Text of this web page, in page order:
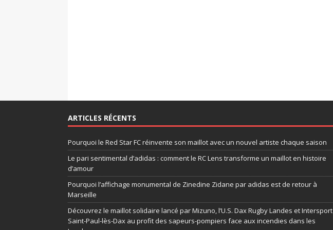
ARTICLES RÉCENTS
Pourquoi le Red Star FC réinvente son maillot avec un nouvel artiste chaque saison
Le pari sentimental d’adidas : comment le RC Lens transforme un maillot en histoire
d’amour
Pourquoi l’affichage monumental de Zinedine Zidane par adidas est de retour à
Marseille
Découvrez le maillot solidaire lancé par Mizuno, l’U.S. Dax Rugby Landes et Intersport
Saint-Paul-lès-Dax au profit des sapeurs-pompiers face aux incendies dans les